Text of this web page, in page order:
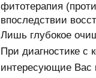
фитотерапия
впоследствии
Лишь глубокое
При диагностике с
интересующие Вас